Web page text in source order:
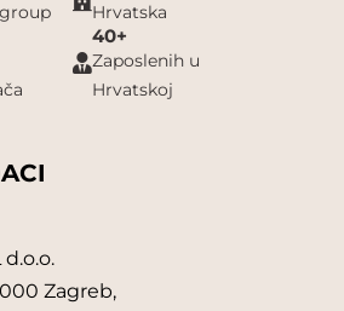
Hrvatska
40+
Zaposlenih u
Hrvatskoj
d.o.o.
Zagreb,